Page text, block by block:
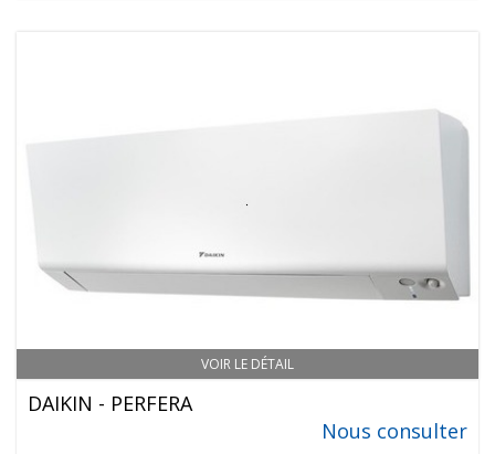
VOIR LE DÉTAIL
DAIKIN - PERFERA
Nous consulter